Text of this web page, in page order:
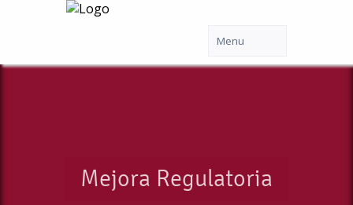
Mejora Regulatoria